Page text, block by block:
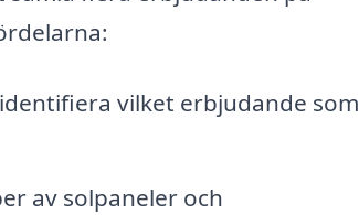
vilket erbjudande som
av solpaneler och